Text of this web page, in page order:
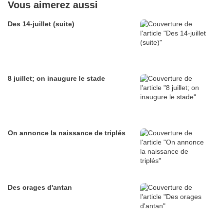
Vous aimerez aussi
Des 14-juillet (suite)
8 juillet; on inaugure le stade
On annonce la naissance de triplés
Des orages d'antan